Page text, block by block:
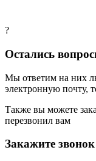
?
Остались
Мы ответим на них
электронную почту,
Также вы можете
перезвонил вам
Закажите звонок